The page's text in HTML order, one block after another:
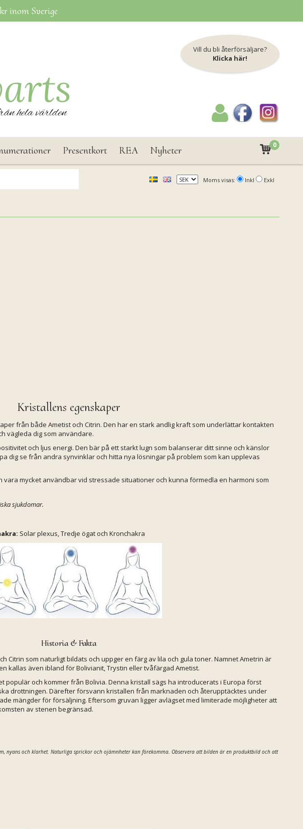
inom Sverige
Vill du bli återförsäljare?
Klicka här!
Presentkort REA Nyheter 0
Moms visas: Inkl Exkl
Kristallens egenskaper
från både Ametist och Citrin. Den har en stark andlig kraft som underlättar kontakten
vägleda dig som användare.
och ljus energi. Den bär på ett starkt lugn som balanserar ditt sinne och känslor
dig se från andra synvinklar och hitta nya lösningar på problem som kan upplevas
vara mycket användbar vid stressade situationer och kunna förmedla en harmoni som
sjukdomar.
Solar plexus, Tredje ögat och Kronchakra
Historia & Fakta
Citrin som naturligt bildats och uppger en färg av lila och gula toner. Namnet Ametrin är
kallas även ibland för Bolivianit, Trystin eller tvåfärgad Ametist.
populär och kommer från Bolivia. Denna kristall sägs ha introducerats i Europa först
drottningen. Därefter försvann kristallen från marknaden och återupptäcktes under
mängder för försäljning. Eftersom gruvan ligger avlägset med limiterade möjligheter att
av stenen begränsad.
nyans och klarhet. Naturliga sprickor och ojämnheter kan förekomma. Observera att bilden är en produktbild och att